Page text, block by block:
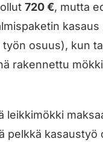
720 €, mutta
kasaus
työn osuus), kun
rakennettu
leikkimökki
pelkkä kasaustyö